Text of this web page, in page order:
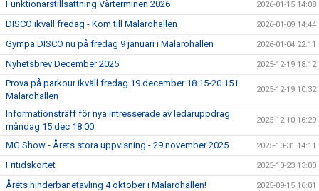
Funktionärstillsättning Vårterminen 2026 2026-01-15 14:08
DISCO ikväll fredag - Kom till Mälaröhallen 2026-01-09 14:44
Gympa DISCO nu på fredag 9 januari i Mälaröhallen 2026-01-04 22:11
Nyhetsbrev December 2025 2025-12-19 18:12
Prova på parkour ikväll fredag 19 december 18.15-20.15 i
Mälaröhallen
2025-12-19 10:32
Informationsträff för nya intresserade av ledaruppdrag
måndag 15 dec 18.00
2025-12-10 16:29
MG Show - Årets stora uppvisning - 29 november 2025 2025-10-31 14:11
Fritidskortet 2025-10-23 13:00
Årets hinderbanetävling 4 oktober i Mälaröhallen! 2025-09-15 16:01